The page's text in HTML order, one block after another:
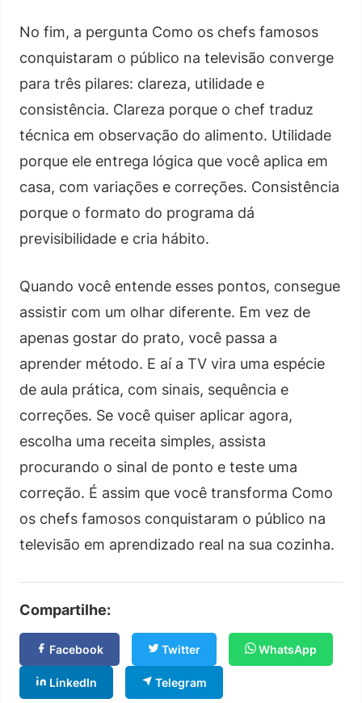
No fim, a pergunta Como os chefs famosos
conquistaram o público na televisão converge
para três pilares: clareza, utilidade e
consistência. Clareza porque o chef traduz
técnica em observação do alimento. Utilidade
porque ele entrega lógica que você aplica em
casa, com variações e correções. Consistência
porque o formato do programa dá
previsibilidade e cria hábito.
Quando você entende esses pontos, consegue
assistir com um olhar diferente. Em vez de
apenas gostar do prato, você passa a
aprender método. E aí a TV vira uma espécie
de aula prática, com sinais, sequência e
correções. Se você quiser aplicar agora,
escolha uma receita simples, assista
procurando o sinal de ponto e teste uma
correção. É assim que você transforma Como
os chefs famosos conquistaram o público na
televisão em aprendizado real na sua cozinha.
Compartilhe:
Facebook Twitter WhatsApp
LinkedIn Telegram